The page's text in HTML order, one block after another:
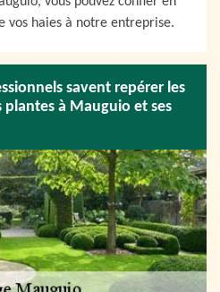
vos haies à notre entreprise.
savent repérer les
à Mauguio et ses